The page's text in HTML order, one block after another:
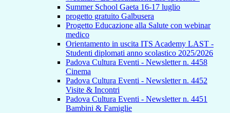
Summer School Gaeta 16-17 luglio
progetto gratuito Galbusera
Progetto Educazione alla Salute con webinar
medico
Orientamento in uscita ITS Academy LAST -
Studenti diplomati anno scolastico 2025/2026
Padova Cultura Eventi - Newsletter n. 4458
Cinema
Padova Cultura Eventi - Newsletter n. 4452
Visite & Incontri
Padova Cultura Eventi - Newsletter n. 4451
Bambini & Famiglie